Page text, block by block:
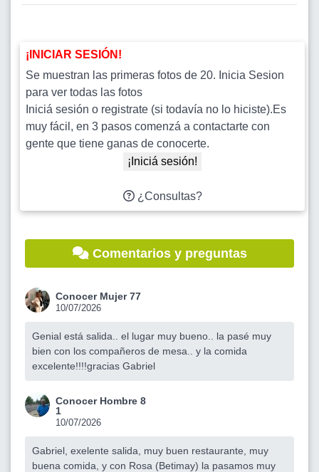
¡INICIAR SESIÓN!
Se muestran las primeras fotos de 20. Inicia Sesion
para ver todas las fotos
Iniciá sesión o registrate (si todavía no lo hiciste).Es
muy fácil, en 3 pasos comenzá a contactarte con
gente que tiene ganas de conocerte.
¡Iniciá sesión!
¿Consultas?
Comentarios y preguntas
Conocer Mujer 77
10/07/2026
Genial está salida.. el lugar muy bueno.. la pasé muy
bien con los compañeros de mesa.. y la comida
excelente!!!!gracias Gabriel
Conocer Hombre 8
1
10/07/2026
Gabriel, exelente salida, muy buen restaurante, muy
buena comida, y con Rosa (Betimay) la pasamos muy